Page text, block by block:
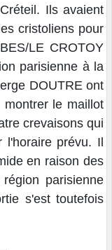
Ils avaient
cristoliens pour
LE CROTOY
parisienne à la
DOUTRE ont
le maillot
crevaisons qui
prévu. Il
en raison des
parisienne
s'est toutefois